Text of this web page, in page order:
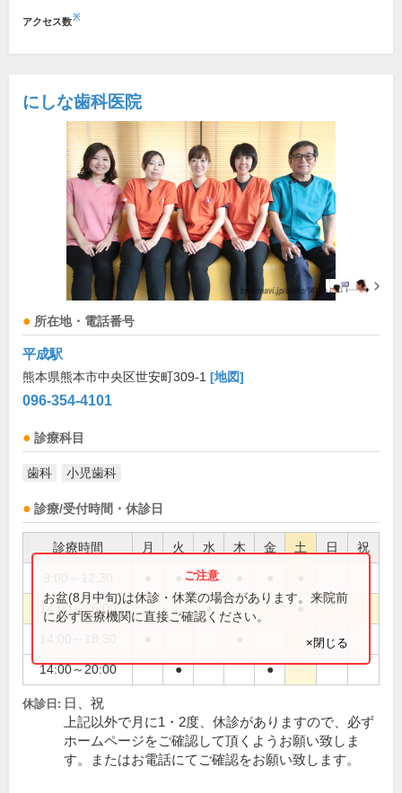
アクセス数※
にしな歯科医院
所在地・電話番号
平成駅
熊本県熊本市中央区世安町309-1 [地図]
096-354-4101
診療科目
歯科 小児歯科
診療/受付時間・休診日
診療時間 月 火 水 木 金 土 日 祝
●
14:00～16:00 ● ●
14:00～20:00 ● ●
お盆(8月中旬)は休診・休業の場合があります。来院前
に必ず医療機関に直接ご確認ください。
×閉じる
休診日: 日、祝
上記以外で月に1・2度、休診がありますので、必ず
ホームページをご確認して頂くようお願い致しま
す。またはお電話にてご確認をお願い致します。